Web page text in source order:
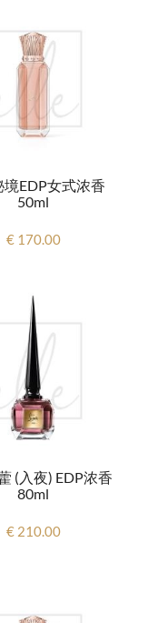
境EDP女式浓香
50ml
€ 170.00
(入夜) EDP浓香
80ml
€ 210.00